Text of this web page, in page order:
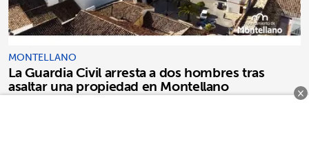
MONTELLANO
La Guardia Civil arresta a dos hombres tras
asaltar una propiedad en Montellano ×